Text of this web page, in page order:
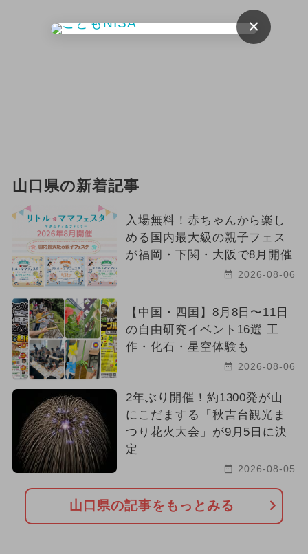
山口県の新着記事
入場無料！赤ちゃんから楽し
める国内最大級の親子フェス
が福岡・下関・大阪で8月開催
2026-08-06
【中国・四国】8月8日〜11日
の自由研究イベント16選 工
作・化石・星空体験も
2026-08-06
2年ぶり開催！約1300発が山
にこだまする「秋吉台観光ま
つり花火大会」が9月5日に決
定
2026-08-05
山口県の記事をもっとみる
×